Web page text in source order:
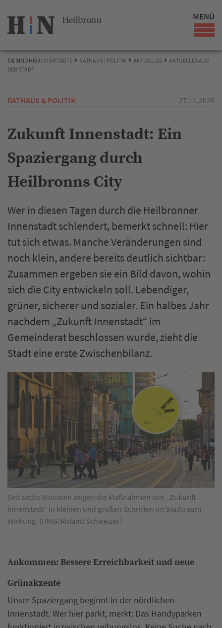
MENÜ
SIE SIND HIER: STARTSEITE RATHAUS | POLITIK AKTUELLES
AKTUELLES AUS
DER STADT
RATHAUS & POLITIK 27.11.2025
Zukunft Innenstadt: Ein
Spaziergang durch
Heilbronns City
Wer in diesen Tagen durch die Heilbronner
Innenstadt schlendert, bemerkt schnell: Hier
tut sich etwas. Manche Veränderungen sind
noch klein, andere bereits deutlich sichtbar:
Zusammen ergeben sie ein Bild davon, wohin
sich die City entwickeln soll. Lebendiger,
grüner, sicherer und sozialer. Ein halbes Jahr
nachdem „Zukunft Innenstadt“ im
Gemeinderat beschlossen wurde, zieht die
Stadt eine erste Zwischenbilanz.
Seit sechs Monaten zeigen die Maßnahmen von „Zukunft
Innenstadt“ in kleinen und großen Schritten im Stadtraum
Wirkung. (HMG/Roland Schweizer)
Ankommen: Bessere Erreichbarkeit und neue
Grünakzente
Unser Spaziergang beginnt in der nördlichen
Innenstadt. Wer hier parkt, merkt: Das Handyparken